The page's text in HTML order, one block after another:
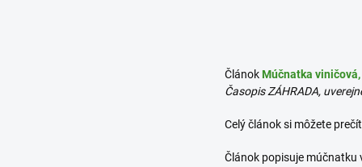
ČlánokMúčnatka
Časopis ZÁHRADA,
Celý článok si môžete
Článok popisuje múčnatku